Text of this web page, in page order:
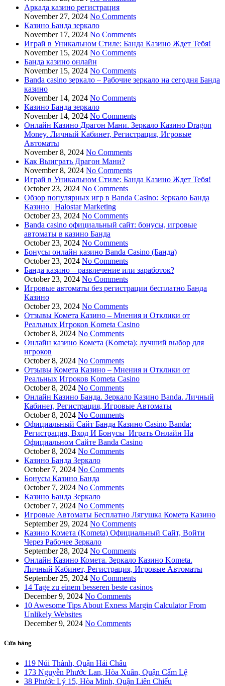
Аркада казино регистрация
November 27, 2024 No Comments
Казино Банда зеркало
November 17, 2024 No Comments
Играй в Уникальном Стиле: Банда Казино Ждет Тебя!
November 15, 2024 No Comments
Банда казино онлайн
November 15, 2024 No Comments
Banda casino зеркало – Рабочие зеркало на сегодня Банда
казино
November 14, 2024 No Comments
Казино Банда зеркало
November 14, 2024 No Comments
Онлайн Казино Драгон Мани. Зеркало Казино Dragon
Money. Личный Кабинет, Регистрация, Игровые
Автоматы
November 8, 2024 No Comments
Как Выиграть Драгон Мани?
November 8, 2024 No Comments
Играй в Уникальном Стиле: Банда Казино Ждет Тебя!
October 23, 2024 No Comments
Обзор популярных игр в Banda Casino: Зеркало Банда
Казино | Halostar Marketing
October 23, 2024 No Comments
Banda casino официальный сайт: бонусы, игровые
автоматы в казино Банда
October 23, 2024 No Comments
Бонусы онлайн казино Banda Casino (Банда)
October 23, 2024 No Comments
Банда казино – развлечение или заработок?
October 23, 2024 No Comments
Игровые автоматы без регистрации бесплатно Банда
Казино
October 23, 2024 No Comments
Отзывы Комета Казино – Мнения и Отклики от
Реальных Игроков Kometa Casino
October 8, 2024 No Comments
Онлайн казино Комета (Kometa): лучший выбор для
игроков
October 8, 2024 No Comments
Отзывы Комета Казино – Мнения и Отклики от
Реальных Игроков Kometa Casino
October 8, 2024 No Comments
Онлайн Казино Банда. Зеркало Казино Banda. Личный
Кабинет, Регистрация, Игровые Автоматы
October 8, 2024 No Comments
Официальный Сайт Банда Казино Casino Banda:
Регистрация, Вход И Бонусы ️ Играть Онлайн На
Официальном Сайте Banda Casino
October 8, 2024 No Comments
Казино Банда Зеркало
October 7, 2024 No Comments
Бонусы Казино Банда
October 7, 2024 No Comments
Казино Банда Зеркало
October 7, 2024 No Comments
Игровые Автоматы Бесплатно Лягушка Комета Казино
September 29, 2024 No Comments
Казино Комета (Kometa) Официальный Сайт, Войти
Через Рабочее Зеркало
September 28, 2024 No Comments
Онлайн Казино Комета. Зеркало Казино Kometa.
Личный Кабинет, Регистрация, Игровые Автоматы
September 25, 2024 No Comments
14 Tage zu einem besseren beste casinos
December 9, 2024 No Comments
10 Awesome Tips About Exness Margin Calculator From
Unlikely Websites
December 9, 2024 No Comments
Cửa hàng
119 Núi Thành, Quận Hải Châu
173 Nguyễn Phước Lan, Hòa Xuân, Quận Cẩm Lệ
38 Phước Lý 15, Hòa Minh, Quận Liên Chiểu